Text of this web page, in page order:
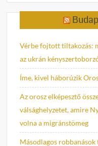
Vérbe fojtott tiltakozás:
az ukrán
Íme, kivel háborúzik
Az orosz elképesztő
válsághelyzetet, amire
volna a migránstömeg
Másodlagos